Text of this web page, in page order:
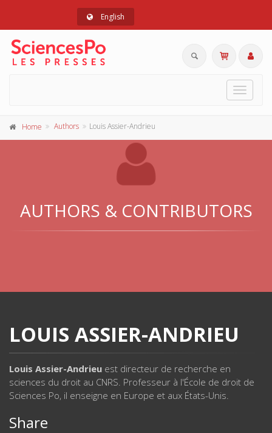
English
Toggle
Home Authors Louis Assier-Andrieu
AUTHORS & CONTRIBUTORS
LOUIS ASSIER-ANDRIEU
Louis Assier-Andrieu est directeur de recherche en
sciences du droit au CNRS. Professeur à l'École de droit de
Sciences Po, il enseigne en Europe et aux États-Unis.
Share